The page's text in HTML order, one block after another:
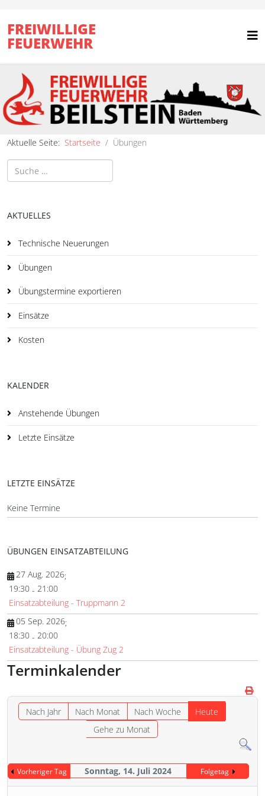
FREIWILLIGE
FEUERWEHR
Aktuelle Seite: Startseite Übungen
Suchen
AKTUELLES
Technische Neuerungen
Übungen
Übungstermine exportieren
Einsätze
Kosten
KALENDER
Anstehende Übungen
Letzte Einsätze
LETZTE EINSÄTZE
Keine Termine
ÜBUNGEN EINSATZABTEILUNG
27 Aug. 2026;
19:30 - 21:00
Einsatzabteilung - Truppmann 2
05 Sep. 2026;
18:30 - 20:00
Einsatzabteilung - Übung Zug 2
Terminkalender
Nach Jahr Nach Monat Nach Woche
Heute
Gehe zu Monat
Vorheriger Tag Sonntag, 14. Juli 2024 Folgetag